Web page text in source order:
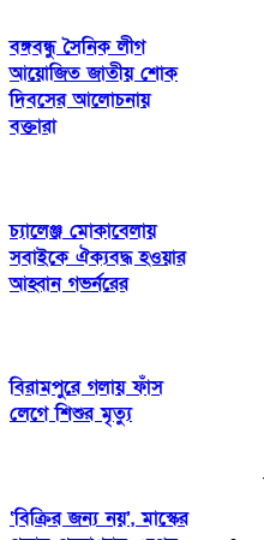
বঙ্গবন্ধু সৈনিক লীগ
আয়োজিত জাতীয় শোক
দিবসের আলোচনায়
বক্তারা
চ্যালেঞ্জ মোকাবেলায়
সবাইকে ঐক্যবদ্ধ হওয়ার
আহ্বান গভর্নরের
বিরামপুরে গলায় ফাঁস
লেগে শিশুর মৃত্যু
‘বিক্রির জন্য নয়’, মাস্কের